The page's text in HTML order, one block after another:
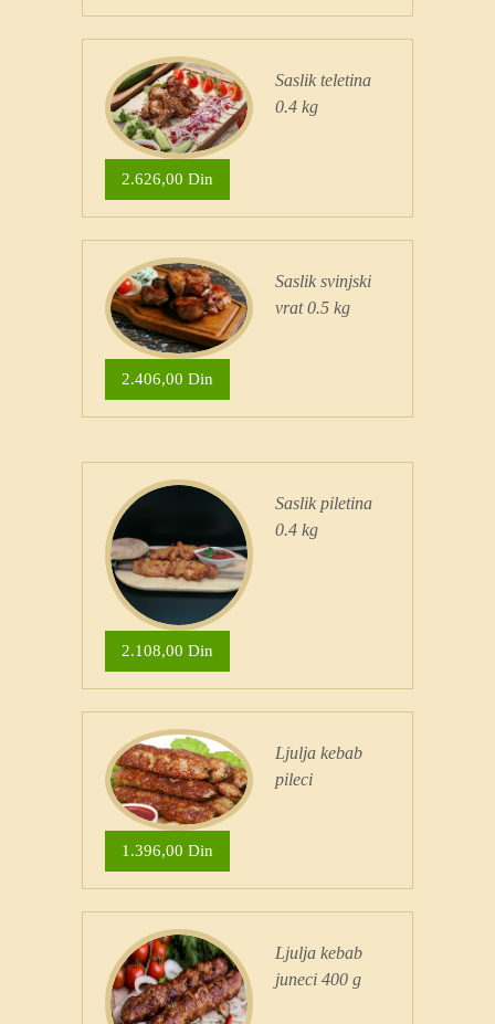
Saslik teletina
0.4 kg
2.626,00 Din
Saslik svinjski
vrat 0.5 kg
2.406,00 Din
Saslik piletina
0.4 kg
2.108,00 Din
Ljulja kebab
pileci
1.396,00 Din
Ljulja kebab
juneci 400 g